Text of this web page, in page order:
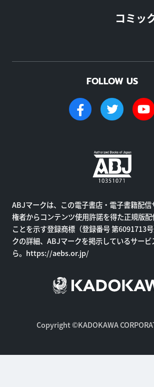
コミッ
FOLLOW US
ABJマークは、この電子書店・電子書籍配
権者からコンテンツ使用許諾を得た正規版
ことを示す登録商標（登録番号 第6091713
クの詳細、ABJマークを掲示しているサービ
ら。 https://aebs.or.jp/
Copyright ©KADOKAWA